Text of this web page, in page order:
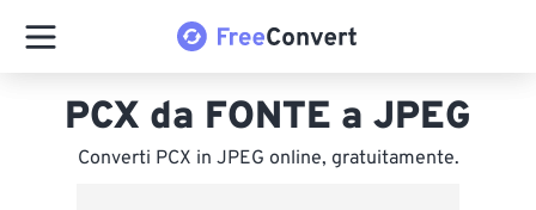
PCX da FONTE a JPEG
Converti PCX in JPEG online, gratuitamente.